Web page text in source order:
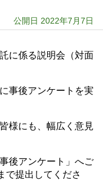
公開日 2022年7月7日
に係る説明会（対面
事後アンケートを実
様にも、幅広く意見
後アンケート」へご
で提出してくださ